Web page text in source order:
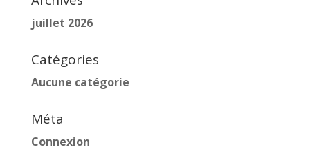
juillet 2026
Catégories
Aucune catégorie
Méta
Connexion